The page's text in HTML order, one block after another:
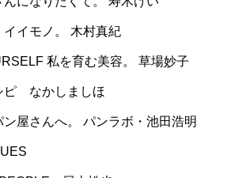
イイモノ。 木村真紀
私を育む美容。 草場妙子
ピ なかしましほ
ン屋さんへ。 パンラボ・池田浩明